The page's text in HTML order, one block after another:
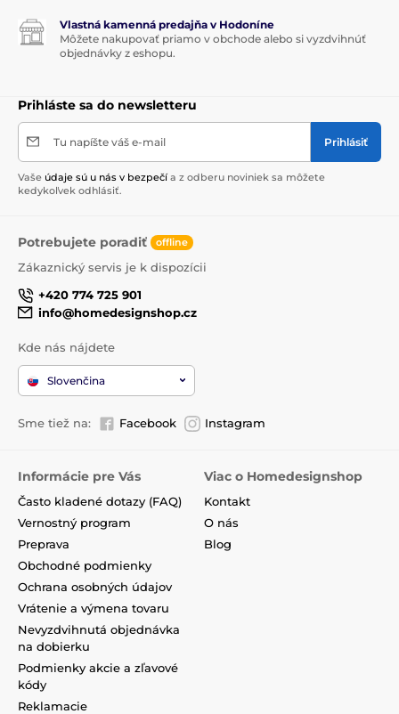
Vlastná kamenná predajňa v Hodoníne
Môžete nakupovať priamo v obchode alebo si vyzdvihnúť
objednávky z eshopu.
Prihláste sa do newsletteru
Tu napíšte váš e-mail Prihlásiť
Vaše údaje sú u nás v bezpečí a z odberu noviniek sa môžete
kedykoľvek odhlásiť.
Potrebujete poradiť offline
Zákaznický servis je k dispozícii
+420 774 725 901
info@homedesignshop.cz
Kde nás nájdete
Slovenčina
Sme tiež na: Facebook Instagram
Informácie pre Vás
Často kladené dotazy (FAQ)
Vernostný program
Preprava
Obchodné podmienky
Ochrana osobných údajov
Vrátenie a výmena tovaru
Nevyzdvihnutá objednávka
na dobierku
Podmienky akcie a zľavové
kódy
Reklamacie
Viac o Homedesignshop
Kontakt
O nás
Blog